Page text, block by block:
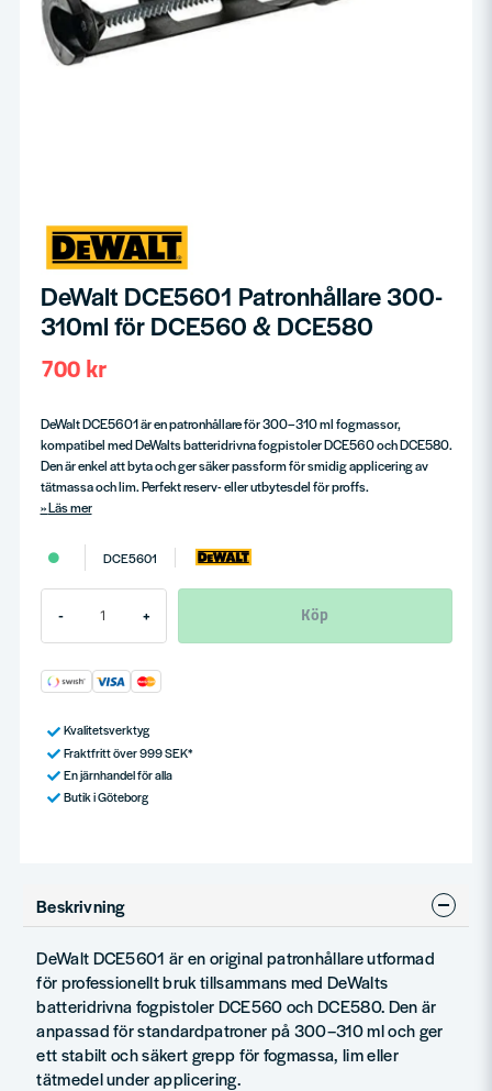
DeWalt DCE5601 Patronhållare 300-
310ml för DCE560 & DCE580
700 kr
DeWalt DCE5601 är en patronhållare för 300–310 ml fogmassor,
kompatibel med DeWalts batteridrivna fogpistoler DCE560 och DCE580.
Den är enkel att byta och ger säker passform för smidig applicering av
tätmassa och lim. Perfekt reserv- eller utbytesdel för proffs.
Läs mer
DCE5601
- + Köp
Kvalitetsverktyg
Fraktfritt över 999 SEK*
En järnhandel för alla
Butik i Göteborg
Beskrivning
DeWalt DCE5601 är en original patronhållare utformad
för professionellt bruk tillsammans med DeWalts
batteridrivna fogpistoler DCE560 och DCE580. Den är
anpassad för standardpatroner på 300–310 ml och ger
ett stabilt och säkert grepp för fogmassa, lim eller
tätmedel under applicering.